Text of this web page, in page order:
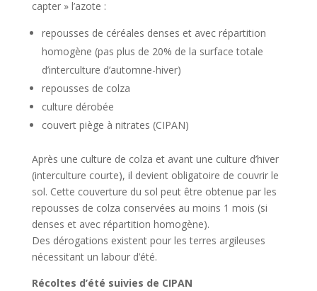
capter » l’azote :
repousses de céréales denses et avec répartition
homogène (pas plus de 20% de la surface totale
d’interculture d’automne-hiver)
repousses de colza
culture dérobée
couvert piège à nitrates (CIPAN)
Après une culture de colza et avant une culture d’hiver
(interculture courte), il devient obligatoire de couvrir le
sol. Cette couverture du sol peut être obtenue par les
repousses de colza conservées au moins 1 mois (si
denses et avec répartition homogène).
Des dérogations existent pour les terres argileuses
nécessitant un labour d’été.
Récoltes d’été suivies de CIPAN